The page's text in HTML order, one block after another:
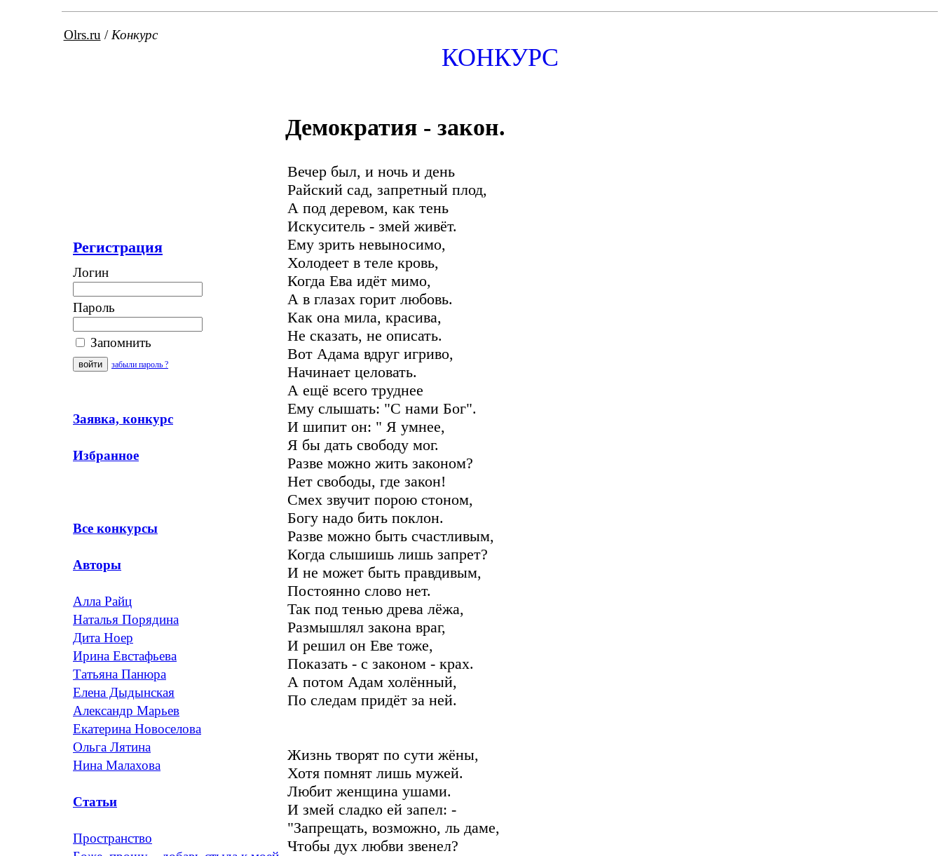
Olrs.ru / Конкурс
КОНКУРС
Регистрация
Логин
Пароль
Запомнить
забыли пароль ?
Заявка, конкурс
Избранное
Все конкурсы
Авторы
Алла Райц
Наталья Порядина
Дита Ноер
Ирина Евстафьева
Татьяна Панюра
Елена Дыдынская
Александр Марьев
Екатерина Новоселова
Ольга Лятина
Нина Малахова
Статьи
Пространство
Демократия - закон.
Вечер был, и ночь и день
Райский сад, запретный плод,
А под деревом, как тень
Искуситель - змей живёт.
Ему зрить невыносимо,
Холодеет в теле кровь,
Когда Ева идёт мимо,
А в глазах горит любовь.
Как она мила, красива,
Не сказать, не описать.
Вот Адама вдруг игриво,
Начинает целовать.
А ещё всего труднее
Ему слышать: "С нами Бог".
И шипит он: " Я умнее,
Я бы дать свободу мог.
Разве можно жить законом?
Нет свободы, где закон!
Смех звучит порою стоном,
Богу надо бить поклон.
Разве можно быть счастливым,
Когда слышишь лишь запрет?
И не может быть правдивым,
Постоянно слово нет.
Так под тенью древа лёжа,
Размышлял закона враг,
И решил он Еве тоже,
Показать - с законом - крах.
А потом Адам холённый,
По следам придёт за ней.
Жизнь творят по сути жёны,
Хотя помнят лишь мужей.
Любит женщина ушами.
И змей сладко ей запел: -
"Запрещать, возможно, ль даме,
Чтобы дух любви звенел?